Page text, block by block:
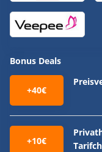
Bonus Deals
+40€
+10€